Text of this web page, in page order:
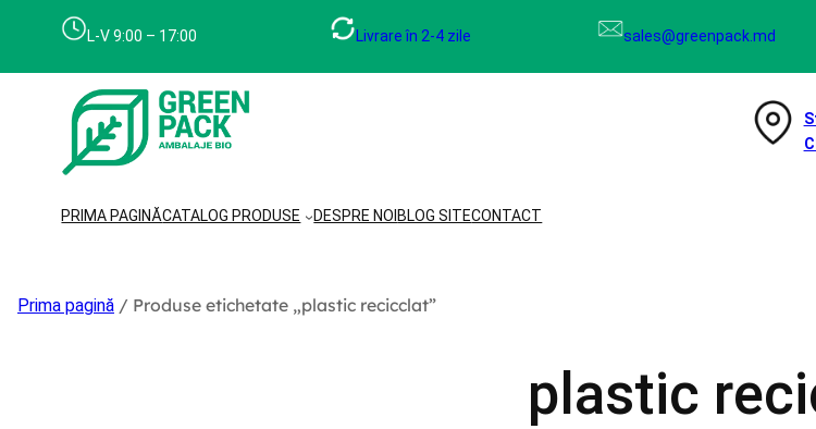
L-V 9:00 – 17:00 Livrare în 2-4 zile sales@greenpack.md
PRIMA PAGINĂCATALOG PRODUSE DESPRE NOI BLOG SITECONTACT
Prima pagină / Produse etichetate „plastic recicclat”
plastic